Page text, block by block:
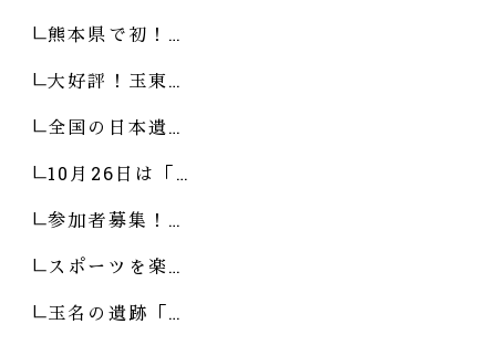
熊本県で初！…
大好評！玉東…
全国の日本遺…
10月26日は「…
参加者募集！…
スポーツを楽…
玉名の遺跡「…